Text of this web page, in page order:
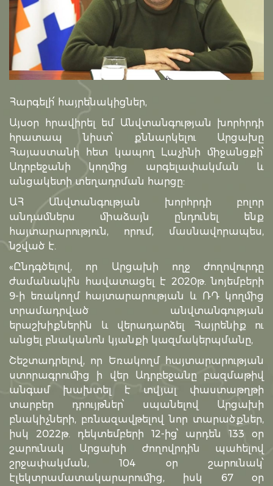
Հարգելի՛ հայրենակիցներ,
Այսօր հրավիրել եմ Անվտանգության խորհրդի
հրատապ նիստ՝ քննարկելու Արցախը
Հայաստանի հետ կապող Լաչինի միջանցքի՝
Ադրբեջանի կողմից արգելափակման և
անցակետի տեղադրման հարցը:
ԱՀ Անվտանգության խորհրդի բոլոր
անդամներս միաձայն ընդունել ենք
հայտարարություն, որում, մասնավորապես,
նշված է.
«Ընդգծելով, որ Արցախի ողջ ժողովուրդը
ժամանակին հավատացել է 2020թ. նոյեմբերի
9-ի եռակողմ հայտարարության և ՌԴ կողմից
տրամադրված անվտանգության
երաշխիքներին և վերադարձել Հայրենիք ու
անցել բնականոն կյանքի կազմակերպմանը,
Շեշտադրելով, որ Եռակողմ հայտարարության
ստորագրումից ի վեր Ադրբեջանը բազմաթիվ
անգամ խախտել է տվյալ փաստաթղթի
տարբեր դրույթներ՝ սպանելով Արցախի
բնակիչների, բռնազավթելով նոր տարածքներ,
իսկ 2022թ. դեկտեմբերի 12-ից՝ արդեն 133 օր
շարունակ Արցախի ժողովրդին պահելով
շրջափակման, 104 օր շարունակ՝
էլեկտրամատակարարումից, իսկ 67 օր